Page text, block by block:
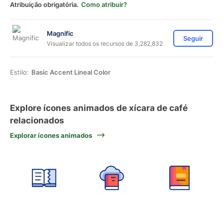
Atribuição obrigatória. Como atribuir?
Magnific
Visualizar todos os recursos de 3,282,832
Seguir
Estilo: Basic Accent Lineal Color
Explore ícones animados de xícara de café
relacionados
Explorar ícones animados